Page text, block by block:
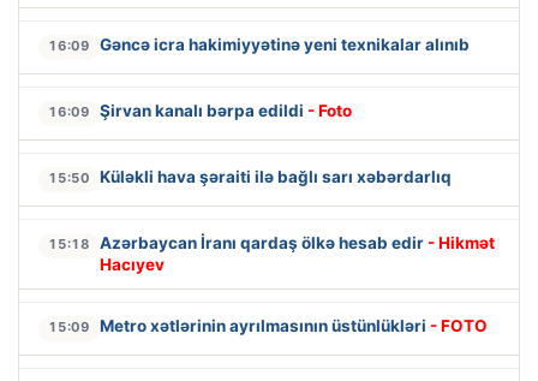
16:09 Gəncə icra hakimiyyətinə yeni texnikalar alınıb
16:09 Şirvan kanalı bərpa edildi - Foto
15:50 Küləkli hava şəraiti ilə bağlı sarı xəbərdarlıq
15:18 Azərbaycan İranı qardaş ölkə hesab edir - Hikmət
Hacıyev
15:09 Metro xətlərinin ayrılmasının üstünlükləri - FOTO